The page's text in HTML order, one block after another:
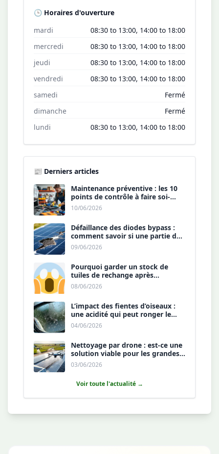
🕒 Horaires d'ouverture
mardi
08:30 to 13:00, 14:00 to 18:00
mercredi
08:30 to 13:00, 14:00 to 18:00
jeudi
08:30 to 13:00, 14:00 to 18:00
vendredi
08:30 to 13:00, 14:00 to 18:00
samedi
Fermé
dimanche
Fermé
lundi
08:30 to 13:00, 14:00 to 18:00
📰 Derniers articles
Maintenance préventive : les 10
points de contrôle à faire soi-
même chaque année.
10/06/2026
Défaillance des diodes bypass :
comment savoir si une partie de
votre panneau est morte ?
09/06/2026
Pourquoi garder un stock de
tuiles de rechange après
l’installation est une sécurité ?
08/06/2026
L’impact des fientes d’oiseaux :
une acidité qui peut ronger le
revêtement antireflet ?
04/06/2026
Nettoyage par drone : est-ce une
solution viable pour les grandes
toitures agricoles ?
03/06/2026
Voir toute l'actualité →